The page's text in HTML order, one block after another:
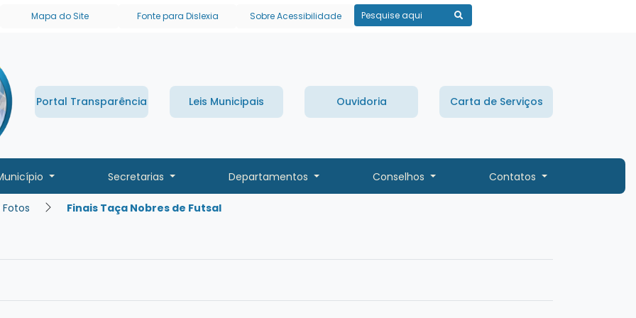
links de acessibilidade
Mapa do Site Fonte para Dislexia Sobre Acessibilidade Pesquisar
Portal Transparência Leis Municipais Ouvidoria Carta de Serviços
Secretarias Departamentos Conselhos Contatos
Finais Taça Nobres de Futsal